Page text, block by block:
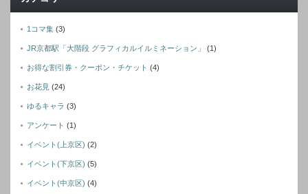
1コマ集 (3)
JR京都駅「大階段 グラフィカルイルミネーション」 (1)
お得な割引券・クーポン・チケット (4)
お花見 (24)
ゆるキャラ (3)
アンケート (1)
イベント(上京区) (2)
イベント(下京区) (5)
イベント(中京区) (4)